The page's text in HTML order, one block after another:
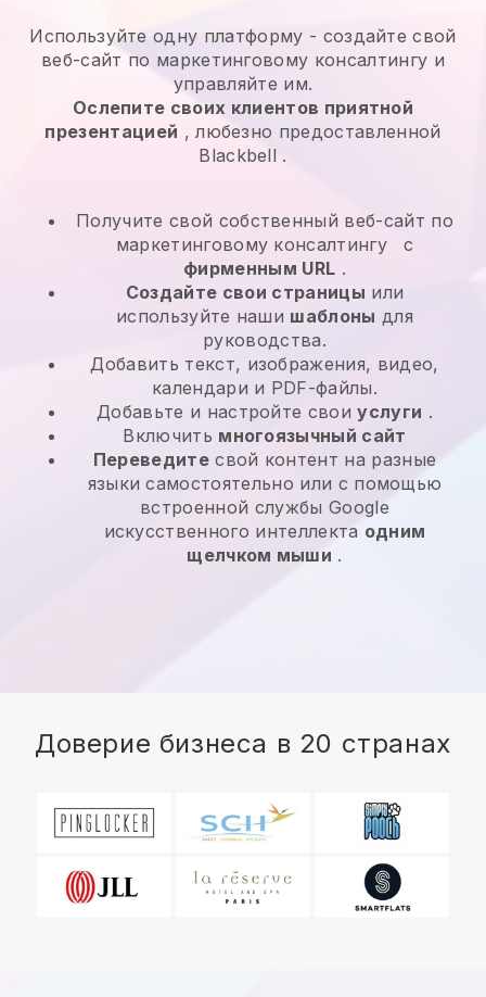
Используйте одну платформу - создайте свой
веб-сайт по маркетинговому консалтингу и
управляйте им.
Ослепите своих клиентов приятной
презентацией , любезно предоставленной
Blackbell .
Получите свой собственный веб-сайт по
маркетинговому консалтингу
с
фирменным URL .
Создайте свои страницы или
используйте наши шаблоны для
руководства.
Добавить текст, изображения, видео,
календари и PDF-файлы.
Добавьте и настройте своиуслуги .
Включить многоязычный сайт
Переведитесвой контент на разные
языки самостоятельно или с помощью
встроенной службы Google
искусственного интеллекта одним
щелчком мыши .
Доверие бизнеса в 20 странах